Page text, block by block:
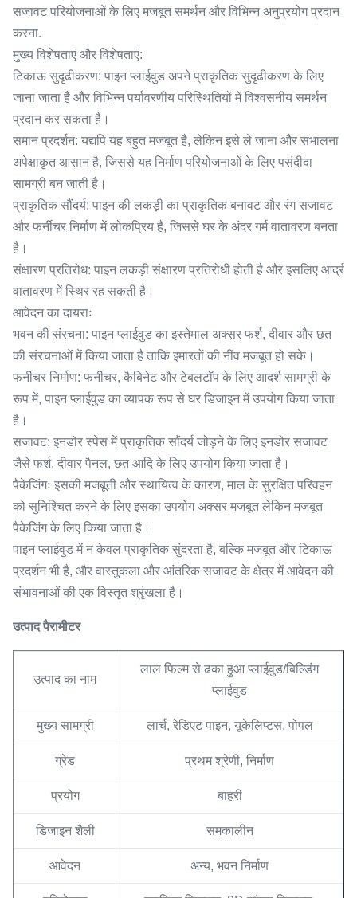
सजावट परियोजनाओं के लिए मजबूत समर्थन और विभिन्न अनुप्रयोग प्रदान
करना.
मुख्य विशेषताएं और विशेषताएं:
टिकाऊ सुदृढीकरण: पाइन प्लाईवुड अपने प्राकृतिक सुदृढीकरण के लिए
जाना जाता है और विभिन्न पर्यावरणीय परिस्थितियों में विश्वसनीय समर्थन
प्रदान कर सकता है।
समान प्रदर्शन: यद्यपि यह बहुत मजबूत है, लेकिन इसे ले जाना और संभालना
अपेक्षाकृत आसान है, जिससे यह निर्माण परियोजनाओं के लिए पसंदीदा
सामग्री बन जाती है।
प्राकृतिक सौंदर्य: पाइन की लकड़ी का प्राकृतिक बनावट और रंग सजावट
और फर्नीचर निर्माण में लोकप्रिय है, जिससे घर के अंदर गर्म वातावरण बनता
है।
संक्षारण प्रतिरोध: पाइन लकड़ी संक्षारण प्रतिरोधी होती है और इसलिए आर्द्र
वातावरण में स्थिर रह सकती है।
आवेदन का दायराः
भवन की संरचना: पाइन प्लाईवुड का इस्तेमाल अक्सर फर्श, दीवार और छत
की संरचनाओं में किया जाता है ताकि इमारतों की नींव मजबूत हो सके।
फर्नीचर निर्माण: फर्नीचर, कैबिनेट और टेबलटॉप के लिए आदर्श सामग्री के
रूप में, पाइन प्लाईवुड का व्यापक रूप से घर डिजाइन में उपयोग किया जाता
है।
सजावट: इनडोर स्पेस में प्राकृतिक सौंदर्य जोड़ने के लिए इनडोर सजावट
जैसे फर्श, दीवार पैनल, छत आदि के लिए उपयोग किया जाता है।
पैकेजिंगः इसकी मजबूती और स्थायित्व के कारण, माल के सुरक्षित परिवहन
को सुनिश्चित करने के लिए इसका उपयोग अक्सर मजबूत लेकिन मजबूत
पैकेजिंग के लिए किया जाता है।
पाइन प्लाईवुड में न केवल प्राकृतिक सुंदरता है, बल्कि मजबूत और टिकाऊ
प्रदर्शन भी है, और वास्तुकला और आंतरिक सजावट के क्षेत्र में आवेदन की
संभावनाओं की एक विस्तृत श्रृंखला है।
उत्पाद पैरामीटर
उत्पाद का नाम
लाल फिल्म से ढका हुआ प्लाईवुड/बिल्डिंग
प्लाईवुड
मुख्य सामग्री लार्च, रेडिएट पाइन, यूकेलिप्टस, पोपल
ग्रेड प्रथम श्रेणी, निर्माण
प्रयोग बाहरी
डिजाइन शैली समकालीन
आवेदन अन्य, भवन निर्माण